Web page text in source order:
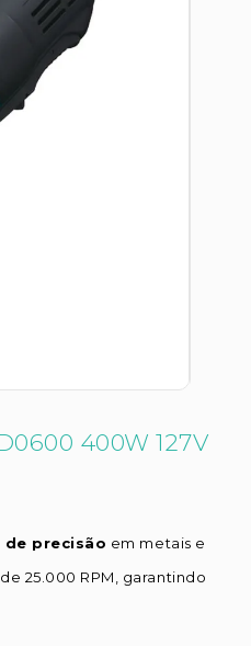
400W 127V
precisão em metais e
de 25.000 RPM, garantindo